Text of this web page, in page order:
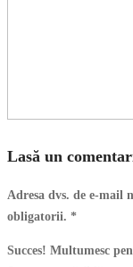
Lasă un
Adresa dvs. de e-mail
obligatorii. *
Succes! Multumesc